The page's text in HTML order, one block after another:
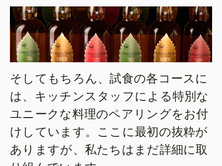
そしてもちろん、試食の各コースに
は、キッチンスタッフによる特別な
ユニークな料理のペアリングをお付
けしています。ここに最初の抜粋が
ありますが、私たちはまだ詳細に取